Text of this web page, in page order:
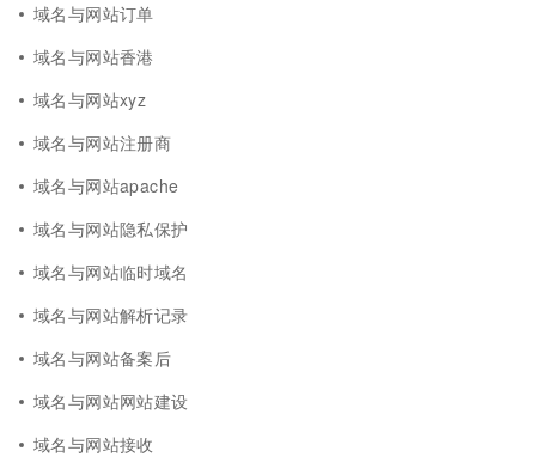
域名与网站订单
域名与网站香港
域名与网站xyz
域名与网站注册商
域名与网站apache
域名与网站隐私保护
域名与网站临时域名
域名与网站解析记录
域名与网站备案后
域名与网站网站建设
域名与网站接收